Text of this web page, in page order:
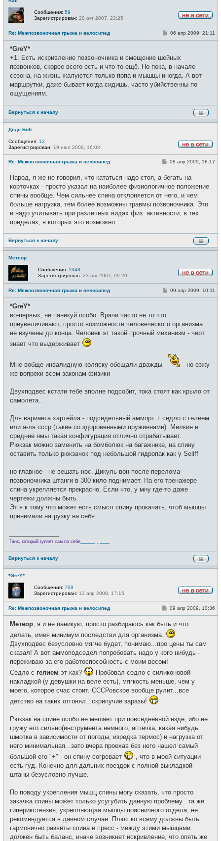
в
с
Сообщения: 59
Зарегистрирован: 20 окт 2007, 23:25
Re: Межпозвоночная грыжа и велосипед
С
щ
н
и
06 апр 2009, 21:11
*GreY*
+1. Есть искривление позвоночника и смещение шейных
позвонков, скорее всего есть и что-то ещё. Но пока, в начале
сезона, на жизнь жалуются только попа и мышцы иногда. А вот
маршрутки, даже бывает когда сидишь, часто убийственны по
ощущениям.
Вернуться к началу
Дядя Боб
в
с
Сообщения: 12
Зарегистрирован: 19 июл 2008, 16:02
Re: Межпозвоночная грыжа и велосипед
С
б
щ
н
и
08 апр 2009, 18:17
Народ, я же не говорил, что кататься надо стоя, а бегать на
корточках - просто указал на наиболее физиологичное положение
спины вообще. Чем сильнее спина отклоняется от него, и чем
больше нагрузка, тем более возможны травмы позвоночника. Это
и надо учитывать при различных видах физ. активности, в тех
пределах, в которых это возможно.
Вернуться к началу
Метеор
е
в
с
Сообщения: 1348
Зарегистрирован: 23 авг 2007, 09:20
Re: Межпозвоночная грыжа и велосипед
С
н
и
09 апр 2009, 10:11
*GreY*
во-первых, не паникуй особо. Врачи часто не то что
преувеличивают, просто возможности человеческого организма
не изучены до конца. Человек эт такой прочный механизм - черт
знает что выдерживает
Мне вобще инвалидную коляску обещали дважды
но езжу
же вопреки всем законам физики
Двухподвес кстати тебе вполне подсобит, тока стоят как крыло от
самолета...
Для варианта хартейла - подседельный амморт + седло с гелием
или а-ля ссср (такие со здоровенными пружиннами). Мелкие и
средние ямы такая конфигурация отлично отрабатывает.
Рюкзак можно заменить на бомболюк на багажнике, на спину
оставить только рюкзачок под небольшой гидропак как у Seliff
но главное - не вешать нос. Дикуль вон после перелома
позвоночника штанги в 300 кило поднимает. На его тренажере
спина укрепляется прекрасно. Если что, у мну где-то даже
чертежи должны быть.
Эт я к тому что может есть смысл спину прокачать, чтоб мышцы
принимали нагрузку на себя
Танк, который гуляет сам по себе
Вернуться к началу
*GreY*
е
в
с
Сообщения: 709
Зарегистрирован: 13 апр 2008, 17:15
Re: Межпозвоночная грыжа и велосипед
С
б
щ
е
н
е
09 апр 2009, 10:36
Метеор , я и не паникую, просто разбираюсь как быть и что
делать, имея минимум последстви для организма.
Двухподвес безусловно мягче будет, понимаю...про цены ты сам
сказал! А вот аммоподседел попробовать надо у кого нибудь -
переживаю за его работоспособность с моим весом!
Седло с гелием эт как?
Пробовал седло с силиконовой
накладкой (у девушки на веле есть), мягкость меньше, чем у
моего, которое счас стоит. СССРовское вообще рулит...все
детство на таких отгонял...скрипучие заразы!
Рюкзак на спине особо не мешает при повседневной езде, ибо не
гружу его сильно(инструмента немного, аптечка, какая нибудь
шмотка в зависимости от погоды, изредка термос) и нагрузка от
него минимальная...зато вчера проехав без него нашел самый
большой его "+" - он спину согревает
, что в моей ситуации
есть гуд. Конечно для дальних поездок с полной выкладкой
штаны безусловно лучше.
По поводу укрепления мышц спины могу сказать, что просто
закачка спины может только усугубить данную проблему...та же
гиперикстензия, укрепляющая мышцы поясничного отдела, не
рекомендуется в данном случае. Плюс ко всему должны быть
гармонично развиты спина и пресс - между этими мышцами
должен быть баланс, иначе возникнет искривление, что опять же